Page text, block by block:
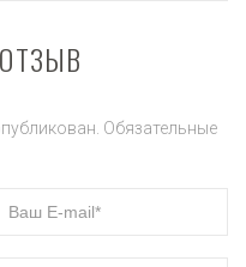
Обязательные